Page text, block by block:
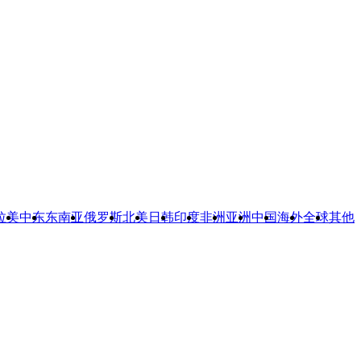
美中东东南亚俄罗斯北美 日韩印度非洲 亚洲中国海外全球其他